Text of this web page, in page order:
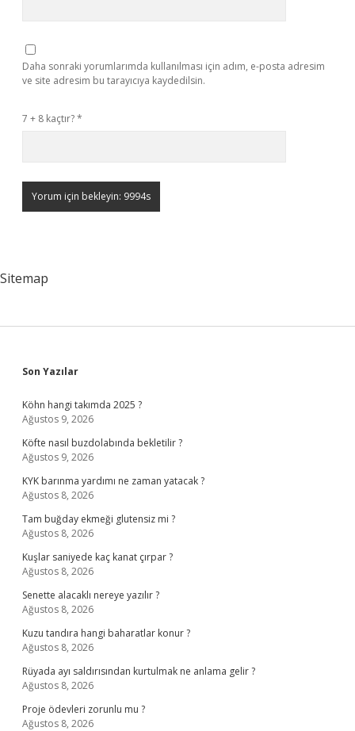
Daha sonraki yorumlarımda kullanılması için adım, e-posta adresim
ve site adresim bu tarayıcıya kaydedilsin.
7 + 8 kaçtır?*
Sitemap
Sidebar
Son Yazılar
Köhn hangi takımda 2025 ?
Ağustos 9, 2026
Köfte nasıl buzdolabında bekletilir ?
Ağustos 9, 2026
KYK barınma yardımı ne zaman yatacak ?
Ağustos 8, 2026
Tam buğday ekmeği glutensiz mi ?
Ağustos 8, 2026
Kuşlar saniyede kaç kanat çırpar ?
Ağustos 8, 2026
Senette alacaklı nereye yazılır ?
Ağustos 8, 2026
Kuzu tandıra hangi baharatlar konur ?
Ağustos 8, 2026
Rüyada ayı saldırısından kurtulmak ne anlama gelir ?
Ağustos 8, 2026
Proje ödevleri zorunlu mu ?
Ağustos 8, 2026